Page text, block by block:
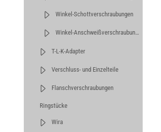
Winkel-Schottverschraubungen
Winkel-Anschweißverschraubungen
T-L-K-Adapter
Verschluss- und Einzelteile
Flanschverschraubungen
Ringstücke
Wira